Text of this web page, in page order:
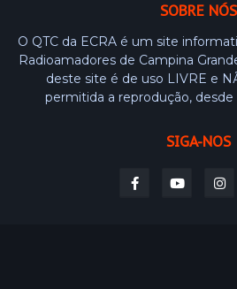
SOBRE NÓS
O QTC da ECRA é um site
Radioamadores de Campina
deste site é de uso LIVRE e
permitida a reprodução,
SIGA-NOS